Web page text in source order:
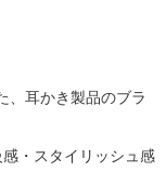
、耳かき製品のブラ
・スタイリッシュ感